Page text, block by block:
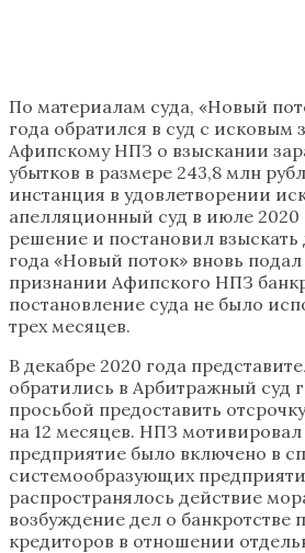
По материалам суда, «Новый
года обратился в суд с исковым
Афипскому НПЗ о взыскании
убытков в размере 243,8 млн
инстанция в удовлетворении
апелляционный суд в июле 2020
решение и постановил взыскать
года «Новый поток» вновь подал
признании Афипского НПЗ
постановление суда не было
трех месяцев.
В декабре 2020 года
обратились в Арбитражный суд
просьбой предоставить
на 12 месяцев. НПЗ мотивировал
предприятие было включено в
системообразующих
распространялось действие
возбуждение дел о банкротстве
кредиторов в отношении